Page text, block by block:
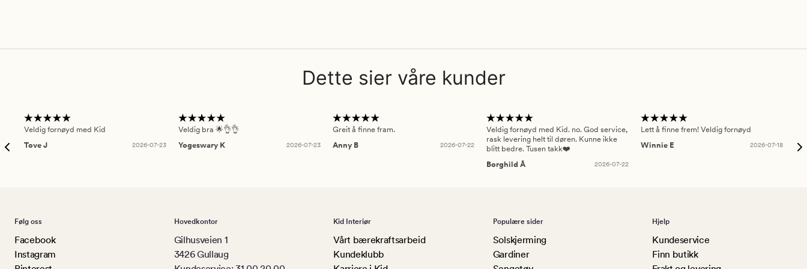
Dette sier våre kunder
Veldig fornøyd med Kid
Tove J
2026-07-23
Veldig bra 🌟👌👌
Yogeswary K
2026-07-23
Greit å finne fram.
Anny B
2026-07-22
Veldig fornøyd med Kid. no. God service,
rask levering helt til døren. Kunne ikke
blitt bedre. Tusen takk❤️
Borghild Å
2026-07-22
Lett å finne frem! Veldig fornøyd
Winnie E
2026-07-18
Følg oss
Facebook
Instagram
Hovedkontor
Gilhusveien 1
3426 Gullaug
Kid Interiør
Vårt bærekraftsarbeid
Kundeklubb
Populære sider
Solskjerming
Gardiner
Hjelp
Kundeservice
Finn butikk